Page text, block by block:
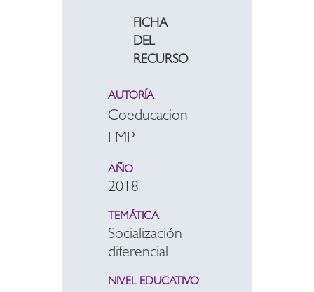
FICHA
DEL
RECURSO
AUTORÍA
Coeducacion
FMP
AÑO
2018
TEMÁTICA
Socialización
diferencial
NIVEL EDUCATIVO